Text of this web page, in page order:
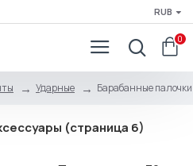
RUB
0
Ударные Барабанные
(страница 6)